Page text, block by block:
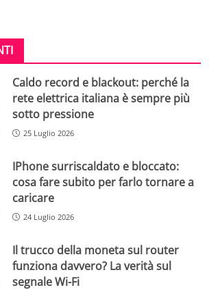
Caldo record e blackout: perché la
rete elettrica italiana è sempre più
sotto pressione
25 Luglio 2026
IPhone surriscaldato e bloccato:
cosa fare subito per farlo tornare a
caricare
24 Luglio 2026
Il trucco della moneta sul router
funziona davvero? La verità sul
segnale Wi-Fi